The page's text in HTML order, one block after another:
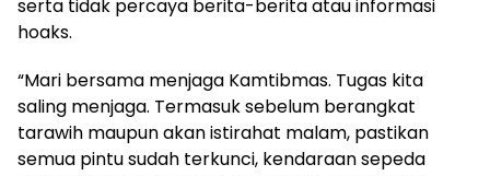
serta tidak percaya berita-berita atau informasi
hoaks.
“Mari bersama menjaga Kamtibmas. Tugas kita
saling menjaga. Termasuk sebelum berangkat
tarawih maupun akan istirahat malam, pastikan
semua pintu sudah terkunci, kendaraan sepeda